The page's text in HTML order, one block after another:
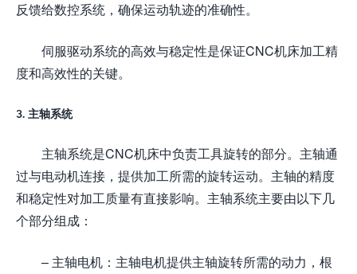
反馈给数控系统，确保运动轨迹的准确性。
伺服驱动系统的高效与稳定性是保证CNC机床加工精
度和高效性的关键。
3. 主轴系统
主轴系统是CNC机床中负责工具旋转的部分。主轴通
过与电动机连接，提供加工所需的旋转运动。主轴的精度
和稳定性对加工质量有直接影响。主轴系统主要由以下几
个部分组成：
– 主轴电机：主轴电机提供主轴旋转所需的动力，根